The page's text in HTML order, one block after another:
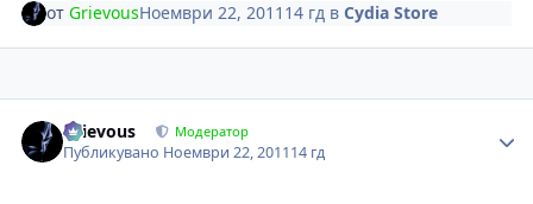
отGrievousНоември 22, 2011 14 гд вCydia Store
Grievous Модератор
Публикувано Ноември 22, 201114 гд